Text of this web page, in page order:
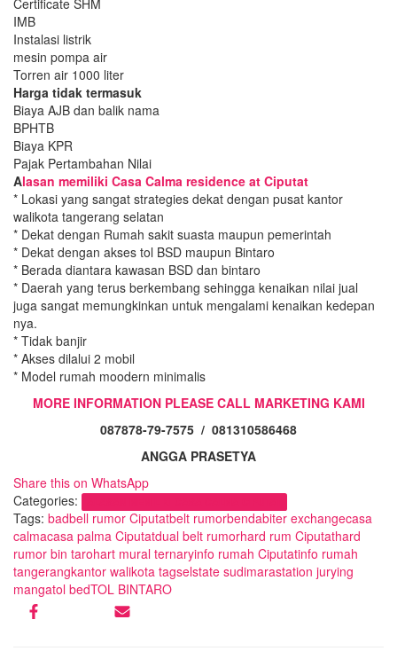
Certificate SHM
IMB
Instalasi listrik
mesin pompa air
Torren air 1000 liter
Harga tidak termasuk
Biaya AJB dan balik nama
BPHTB
Biaya KPR
Pajak Pertambahan Nilai
Alasan memiliki Casa Calma residence at Ciputat
* Lokasi yang sangat strategies dekat dengan pusat kantor
walikota tangerang selatan
* Dekat dengan Rumah sakit suasta maupun pemerintah
* Dekat dengan akses tol BSD maupun Bintaro
* Berada diantara kawasan BSD dan bintaro
* Daerah yang terus berkembang sehingga kenaikan nilai jual
juga sangat memungkinkan untuk mengalami kenaikan kedepan
nya.
* Tidak banjir
* Akses dilalui 2 mobil
* Model rumah moodern minimalis
MORE INFORMATION PLEASE CALL MARKETING KAMI
087878-79-7575 / 081310586468
ANGGA PRASETYA
Share this on WhatsApp
Categories:
Tags: badbell rumor Ciputatbelt rumorbendabiter exchangecasa
calmacasa palma Ciputatdual belt rumorhard rum Ciputathard
rumor bin tarohart mural ternaryinfo rumah Ciputatinfo rumah
tangerangkantor walikota tagselstate sudimarastation jurying
mangatol bedTOL BINTARO